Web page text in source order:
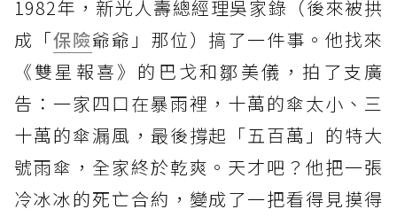
1982年，新光人壽總經理吳家錄（後來被拱
成「保險爺爺」那位）搞了一件事。他找來
《雙星報喜》的巴戈和鄒美儀，拍了支廣
告：一家四口在暴雨裡，十萬的傘太小、三
十萬的傘漏風，最後撐起「五百萬」的特大
號雨傘，全家終於乾爽。天才吧？他把一張
冷冰冰的死亡合約，變成了一把看得見摸得